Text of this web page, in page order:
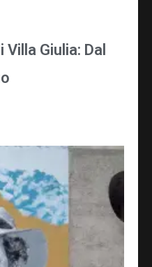
Giulia: Dal